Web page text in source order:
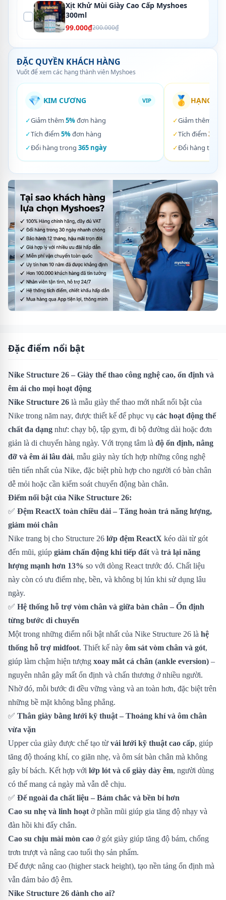
Xịt Khử Mùi Giày Cao Cấp Myshoes
300ml
99.000₫200.000₫
ĐẶC QUYỀN KHÁCH HÀNG
Vuốt để xem các hạng thành viên Myshoes
💎 KIM CƯƠNG VIP
✓Giảm thêm 5%đơn hàng
✓Tích điểm 5%đơn hàng
✓Đổi hàng trong 365 ngày
🥇 HẠNG
✓Giảm thêm
✓Tích điểm 3%
✓Đổi hàng trong
Đặc điểm nổi bật
Nike Structure 26 – Giày thể thao công nghệ cao, ổn định và
êm ái cho mọi hoạt động
Nike Structure 26 là mẫu giày thể thao mới nhất nổi bật của
Nike trong năm nay, được thiết kế để phục vụ các hoạt động thể
chất đa dạng như: chạy bộ, tập gym, đi bộ đường dài hoặc đơn
giản là di chuyển hàng ngày. Với trọng tâm là độ ổn định, nâng
đỡ và êm ái lâu dài, mẫu giày này tích hợp những công nghệ
tiên tiến nhất của Nike, đặc biệt phù hợp cho người có bàn chân
dễ mỏi hoặc cần kiểm soát chuyển động bàn chân.
Điểm nổi bật của Nike Structure 26:
✅ Đệm ReactX toàn chiều dài – Tăng hoàn trả năng lượng,
giảm mỏi chân
Nike trang bị cho Structure 26 lớp đệm ReactX kéo dài từ gót
đến mũi, giúp giảm chấn động khi tiếp đất và trả lại năng
lượng mạnh hơn 13% so với dòng React trước đó. Chất liệu
này còn có ưu điểm nhẹ, bền, và không bị lún khi sử dụng lâu
ngày.
✅ Hệ thống hỗ trợ vòm chân và giữa bàn chân – Ổn định
từng bước di chuyển
Một trong những điểm nổi bật nhất của Nike Structure 26 là hệ
thống hỗ trợ midfoot. Thiết kế này ôm sát vòm chân và gót,
giúp làm chậm hiện tượng xoay mắt cá chân (ankle eversion) –
nguyên nhân gây mất ổn định và chấn thương ở nhiều người.
Nhờ đó, mỗi bước đi đều vững vàng và an toàn hơn, đặc biệt trên
những bề mặt không bằng phẳng.
✅ Thân giày bằng lưới kỹ thuật – Thoáng khí và ôm chân
vừa vặn
Upper của giày được chế tạo từ vải lưới kỹ thuật cao cấp, giúp
tăng độ thoáng khí, co giãn nhẹ, và ôm sát bàn chân mà không
gây bí bách. Kết hợp với lớp lót và cổ giày dày êm, người dùng
có thể mang cả ngày mà vẫn dễ chịu.
✅ Đế ngoài đa chất liệu – Bám chắc và bền bỉ hơn
Cao su nhẹ và linh hoạt ở phần mũi giúp gia tăng độ nhạy và
đàn hồi khi đẩy chân.
Cao su chịu mài mòn cao ở gót giày giúp tăng độ bám, chống
trơn trượt và nâng cao tuổi thọ sản phẩm.
Đế được nâng cao (higher stack height), tạo nền tảng ổn định mà
vẫn đảm bảo độ êm.
Nike Structure 26 dành cho ai?